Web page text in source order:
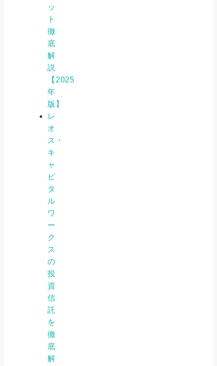
ッ
ト
徹
底
解
説
【2025
年
版】
レ
オ
ス・
キ
ャ
ピ
タ
ル
ワ
ー
ク
ス
の
投
資
信
託
を
徹
底
解